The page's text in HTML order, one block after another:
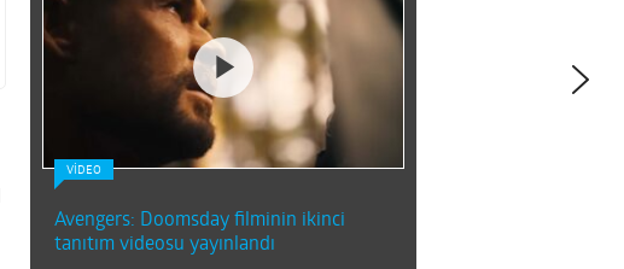
VİDEO
Avengers: Doomsday filminin ikinci
tanıtım videosu yayınlandı